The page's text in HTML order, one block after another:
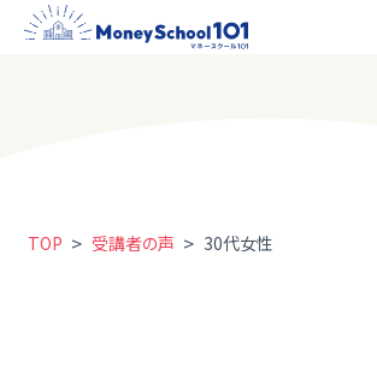
TOP > 受講者の声 > 30代女性